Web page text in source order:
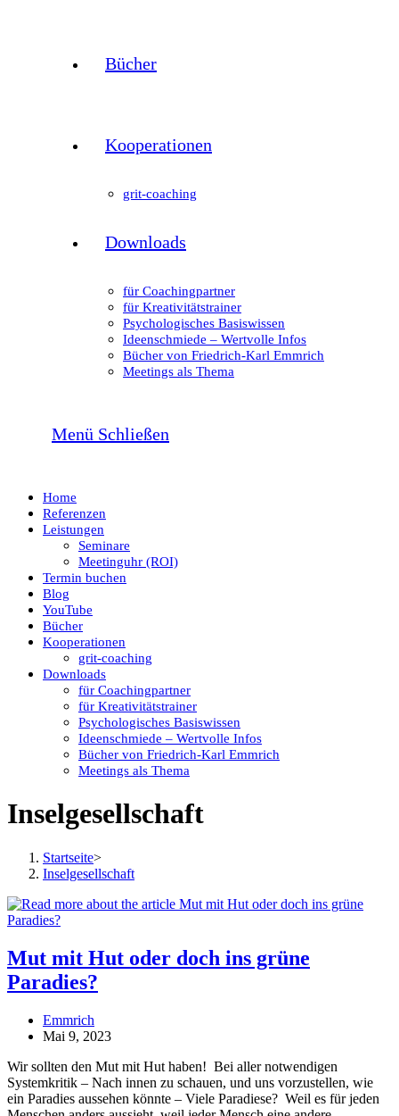
Bücher
Kooperationen
grit-coaching
Downloads
für Coachingpartner
für Kreativitätstrainer
Psychologisches Basiswissen
Ideenschmiede – Wertvolle Infos
Bücher von Friedrich-Karl Emmrich
Meetings als Thema
Menü Schließen
Home
Referenzen
Leistungen
Seminare
Meetinguhr (ROI)
Termin buchen
Blog
YouTube
Bücher
Kooperationen
grit-coaching
Downloads
für Coachingpartner
für Kreativitätstrainer
Psychologisches Basiswissen
Ideenschmiede – Wertvolle Infos
Bücher von Friedrich-Karl Emmrich
Meetings als Thema
Inselgesellschaft
Startseite>
Inselgesellschaft
Mut mit Hut oder doch ins grüne
Paradies?
Beitrags-
Autor:
Emmrich
Beitrag
Mai 9, 2023
Wir sollten den Mut mit Hut haben! Bei aller notwendigen
Systemkritik – Nach innen zu schauen, und uns vorzustellen, wie
ein Paradies aussehen könnte – Viele Paradiese? Weil es für jeden